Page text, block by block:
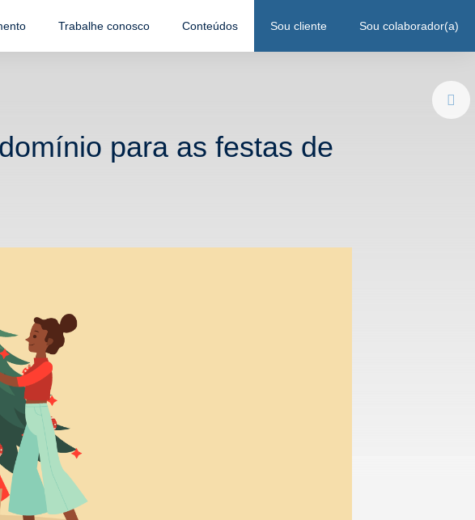
Trabalhe conosco Conteúdos Sou cliente Sou colaborador(a)
para as festas de